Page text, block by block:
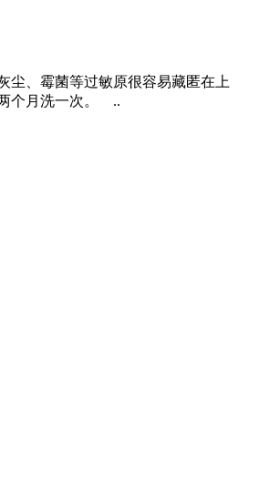
灰尘、霉菌等过敏原很容易藏匿在上
两个月洗一次。 ..